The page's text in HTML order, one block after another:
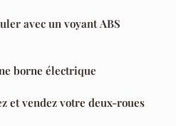
avec un voyant ABS
borne électrique
et vendez votre deux-roues